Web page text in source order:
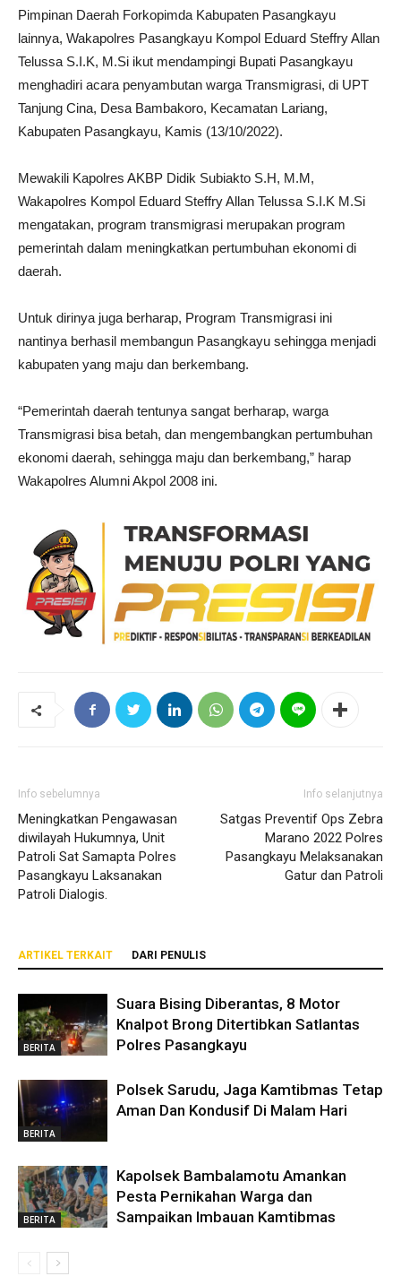
Pimpinan Daerah Forkopimda Kabupaten Pasangkayu
lainnya, Wakapolres Pasangkayu Kompol Eduard Steffry Allan
Telussa S.I.K, M.Si ikut mendampingi Bupati Pasangkayu
menghadiri acara penyambutan warga Transmigrasi, di UPT
Tanjung Cina, Desa Bambakoro, Kecamatan Lariang,
Kabupaten Pasangkayu, Kamis (13/10/2022).
Mewakili Kapolres AKBP Didik Subiakto S.H, M.M,
Wakapolres Kompol Eduard Steffry Allan Telussa S.I.K M.Si
mengatakan, program transmigrasi merupakan program
pemerintah dalam meningkatkan pertumbuhan ekonomi di
daerah.
Untuk dirinya juga berharap, Program Transmigrasi ini
nantinya berhasil membangun Pasangkayu sehingga menjadi
kabupaten yang maju dan berkembang.
“Pemerintah daerah tentunya sangat berharap, warga
Transmigrasi bisa betah, dan mengembangkan pertumbuhan
ekonomi daerah, sehingga maju dan berkembang,” harap
Wakapolres Alumni Akpol 2008 ini.
Info sebelumnya
Meningkatkan Pengawasan
diwilayah Hukumnya, Unit
Patroli Sat Samapta Polres
Pasangkayu Laksanakan
Patroli Dialogis.
Info selanjutnya
Satgas Preventif Ops Zebra
Marano 2022 Polres
Pasangkayu Melaksanakan
Gatur dan Patroli
ARTIKEL TERKAIT DARI PENULIS
BERITA
Suara Bising Diberantas, 8 Motor
Knalpot Brong Ditertibkan Satlantas
Polres Pasangkayu
BERITA
Polsek Sarudu, Jaga Kamtibmas Tetap
Aman Dan Kondusif Di Malam Hari
BERITA
Kapolsek Bambalamotu Amankan
Pesta Pernikahan Warga dan
Sampaikan Imbauan Kamtibmas